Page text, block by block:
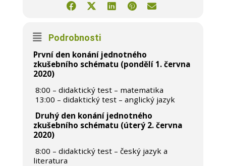
Podrobnosti
První den konání jednotného
zkušebního schématu (pondělí 1. června
2020)
8:00 – didaktický test – matematika
13:00 – didaktický test – anglický jazyk
Druhý den konání jednotného
zkušebního schématu (úterý 2. června
2020)
8:00 – didaktický test – český jazyk a
literatura